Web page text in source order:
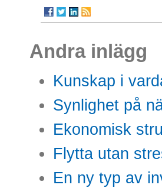
Andra inlägg
Kunskap i
Synlighet på
Ekonomisk
Flytta utan
En ny typ av